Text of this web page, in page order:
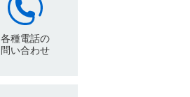
各種電話の
問い合わせ